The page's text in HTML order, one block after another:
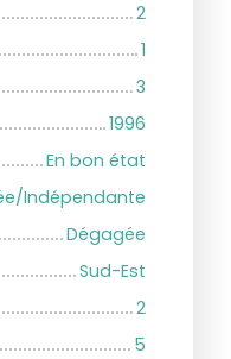
2
1
3
1996
En bon état
Indépendante
Dégagée
Sud-Est
2
5